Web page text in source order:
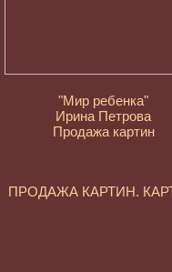
"Мир ребенка"
Ирина Петрова
Продажа картин
ПРОДАЖА КАРТИН.